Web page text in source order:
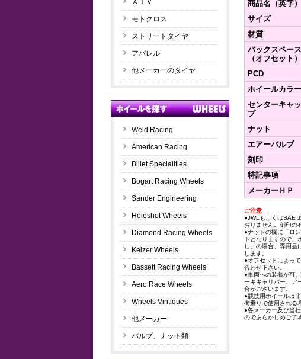
ＡＴＶ
モトクロス
ストリートタイヤ
アパレル
他メーカーのタイヤ
Weld Racing
American Racing
Billet Specialities
Bogart Racing Wheels
Sander Engineering
Holeshot Wheels
Diamond Racing Wheels
Keizer Wheels
Bassett Racing Wheels
Aero Race Wheels
Wheels Vintiques
他メーカー
バルブ、ナット類
商品名（英字）
サイズ
材質
バックスペース
（オフセット）
PCD
ホイールカラー
センターキャッ
プ
ナット
エアーバルブ
刻印
特記事項
メーカーＨＰ
ご注意
●JWLもしくはSAE
おりません。刻印の
●ナットの欄に「ロ
トとなりますので、
し」の場合、専用品
します。
●オフセットによっ
合わせ下さい。
●車両への装着が可
ーキキャリパー、ア
合がございます。
●競技用ホイールは
街乗りで使用される
●各メーカー及び当
のであらかじめご了